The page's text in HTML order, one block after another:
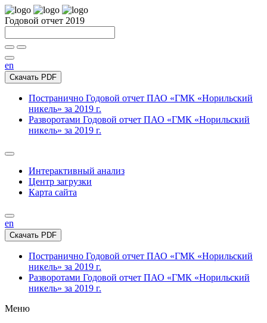
Годовой отчет 2019
en
Скачать PDF
Постранично Годовой отчет ПАО «ГМК «Норильский
никель» за 2019 г.
Разворотами Годовой отчет ПАО «ГМК «Норильский
никель» за 2019 г.
Интерактивный анализ
Центр загрузки
Карта сайта
en
Скачать PDF
Постранично Годовой отчет ПАО «ГМК «Норильский
никель» за 2019 г.
Разворотами Годовой отчет ПАО «ГМК «Норильский
никель» за 2019 г.
Меню